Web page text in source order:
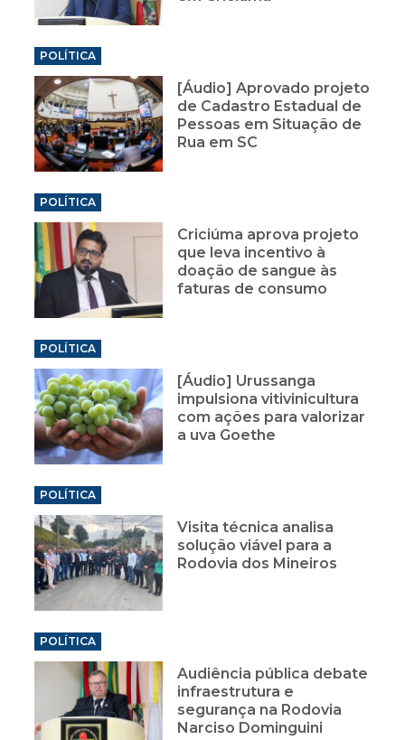
POLÍTICA
[Áudio] Aprovado projeto
de Cadastro Estadual de
Pessoas em Situação de
Rua em SC
POLÍTICA
Criciúma aprova projeto
que leva incentivo à
doação de sangue às
faturas de consumo
POLÍTICA
[Áudio] Urussanga
impulsiona vitivinicultura
com ações para valorizar
a uva Goethe
POLÍTICA
Visita técnica analisa
solução viável para a
Rodovia dos Mineiros
POLÍTICA
Audiência pública debate
infraestrutura e
segurança na Rodovia
Narciso Dominguini